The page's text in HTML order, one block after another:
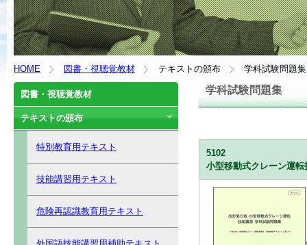
HOME 図書・視聴覚教材 テキストの頒布 学科試験問題集
図書・視聴覚教材
テキストの頒布
特別教育用テキスト
技能講習用テキスト
危険再認識教育用テキスト
学科試験問題集
5102
小型移動式クレーン運